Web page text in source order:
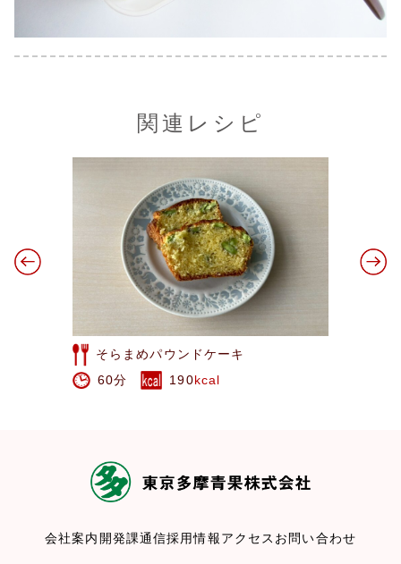
関連レシピ
みかんケーキ
80分
1172kcal
会社案内 開発課通信採用情報アクセス お問い合わせ